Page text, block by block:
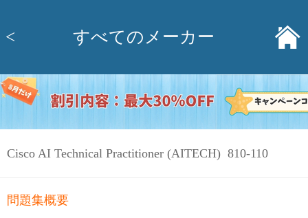
< すべてのメーカー
Cisco AI Technical Practitioner (AITECH) 810-110
問題集概要